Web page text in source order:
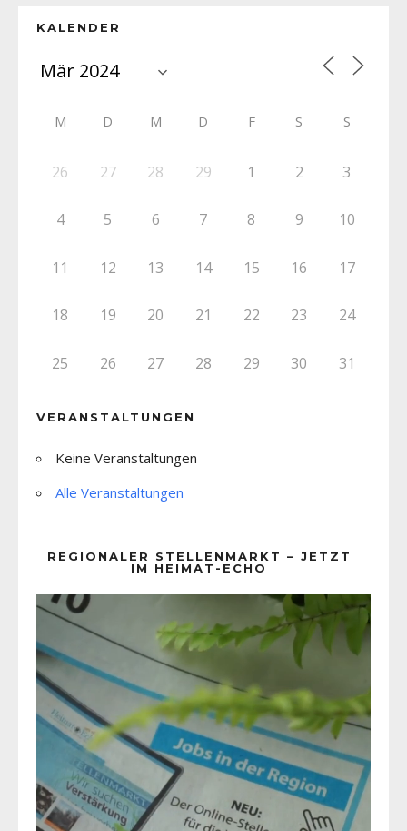
KALENDER
M D M D F S S
26 27 28 29 1 2 3
4 5 6 7 8 9 10
11 12 13 14 15 16 17
18 19 20 21 22 23 24
25 26 27 28 29 30 31
VERANSTALTUNGEN
Keine Veranstaltungen
Alle Veranstaltungen
REGIONALER STELLENMARKT – JETZT
IM HEIMAT-ECHO
Player